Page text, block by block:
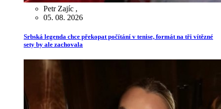
Petr Zajíc ,
05. 08. 2026
Srbská legenda chce překopat počítání v tenise, formát na tři vítězné
sety by ale zachovala